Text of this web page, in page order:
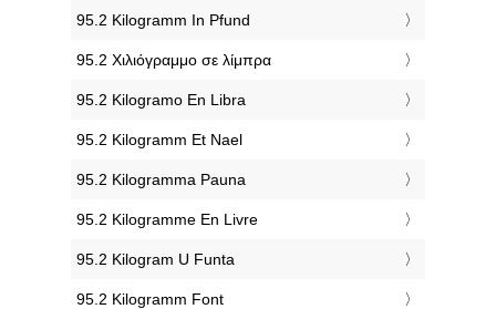
‎95.2 Kilogramm In Pfund
‎95.2 Χιλιόγραμμο σε λίμπρα
‎95.2 Kilogramo En Libra
‎95.2 Kilogramm Et Nael
‎95.2 Kilogramma Pauna
‎95.2 Kilogramme En Livre
‎95.2 Kilogram U Funta
‎95.2 Kilogramm Font